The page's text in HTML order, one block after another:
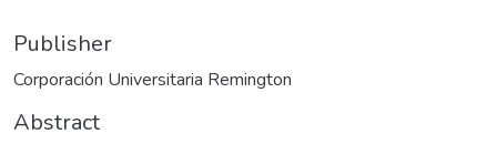
Publisher
Corporación Universitaria Remington
Abstract